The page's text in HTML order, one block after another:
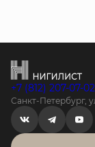
+7 (812) 207-07-02
Санкт-Петербург,